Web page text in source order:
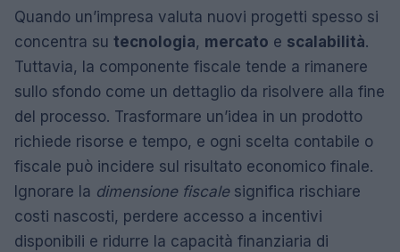
Quando un’impresa valuta nuovi progetti spesso si
concentra su tecnologia, mercato e scalabilità.
Tuttavia, la componente fiscale tende a rimanere
sullo sfondo come un dettaglio da risolvere alla fine
del processo. Trasformare un’idea in un prodotto
richiede risorse e tempo, e ogni scelta contabile o
fiscale può incidere sul risultato economico finale.
Ignorare la dimensione fiscalesignifica rischiare
costi nascosti, perdere accesso a incentivi
disponibili e ridurre la capacità finanziaria di